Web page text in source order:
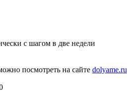
с шагом в две недели
посмотреть на сайте dolyame.ru